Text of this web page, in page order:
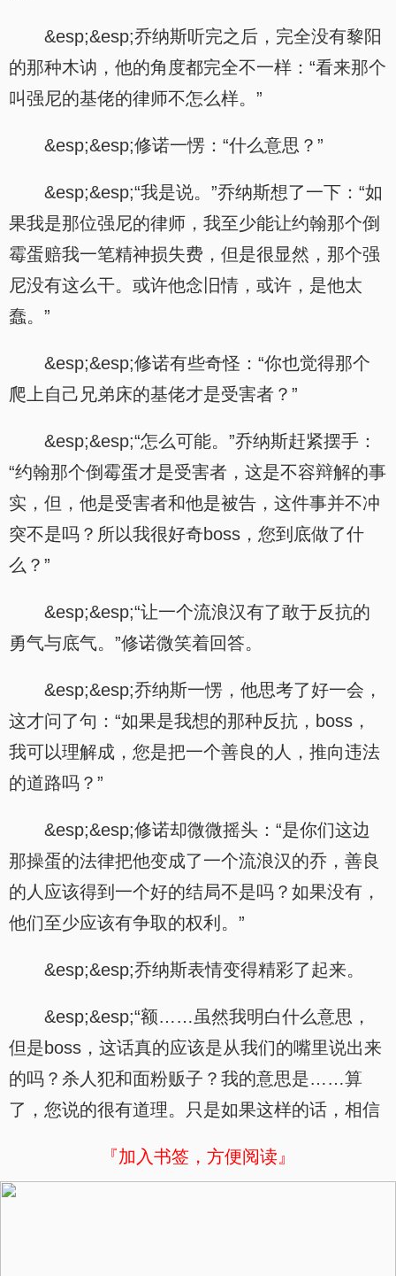
&esp;&esp;乔纳斯听完之后，完全没有黎阳
的那种木讷，他的角度都完全不一样：“看来那个
叫强尼的基佬的律师不怎么样。”
&esp;&esp;修诺一愣：“什么意思？”
&esp;&esp;“我是说。”乔纳斯想了一下：“如
果我是那位强尼的律师，我至少能让约翰那个倒
霉蛋赔我一笔精神损失费，但是很显然，那个强
尼没有这么干。或许他念旧情，或许，是他太
蠢。”
&esp;&esp;修诺有些奇怪：“你也觉得那个
爬上自己兄弟床的基佬才是受害者？”
&esp;&esp;“怎么可能。”乔纳斯赶紧摆手：
“约翰那个倒霉蛋才是受害者，这是不容辩解的事
实，但，他是受害者和他是被告，这件事并不冲
突不是吗？所以我很好奇boss，您到底做了什
么？”
&esp;&esp;“让一个流浪汉有了敢于反抗的
勇气与底气。”修诺微笑着回答。
&esp;&esp;乔纳斯一愣，他思考了好一会，
这才问了句：“如果是我想的那种反抗，boss，
我可以理解成，您是把一个善良的人，推向违法
的道路吗？”
&esp;&esp;修诺却微微摇头：“是你们这边
那操蛋的法律把他变成了一个流浪汉的乔，善良
的人应该得到一个好的结局不是吗？如果没有，
他们至少应该有争取的权利。”
&esp;&esp;乔纳斯表情变得精彩了起来。
&esp;&esp;“额……虽然我明白什么意思，
但是boss，这话真的应该是从我们的嘴里说出来
的吗？杀人犯和面粉贩子？我的意思是……算
了，您说的很有道理。只是如果这样的话，相信
『加入书签，方便阅读』